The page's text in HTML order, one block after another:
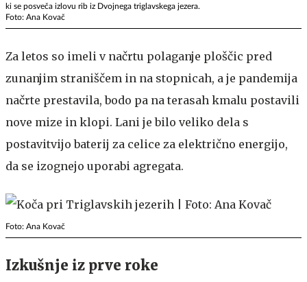
ki se posveča izlovu rib iz Dvojnega triglavskega jezera.
Foto: Ana Kovač
Za letos so imeli v načrtu polaganje ploščic pred
zunanjim straniščem in na stopnicah, a je pandemija
načrte prestavila, bodo pa na terasah kmalu postavili
nove mize in klopi. Lani je bilo veliko dela s
postavitvijo baterij za celice za električno energijo,
da se izognejo uporabi agregata.
Foto: Ana Kovač
Izkušnje iz prve roke